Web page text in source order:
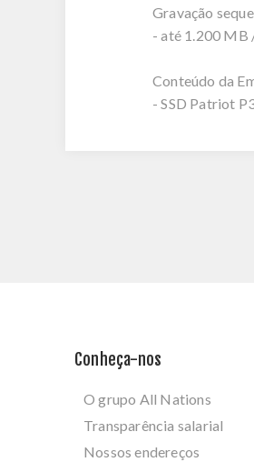
Gravação
- até 1.200 MB
Conteúdo da
- SSD Patriot
Conheça-nos
O grupo All Nations
Transparência salarial
Nossos endereços